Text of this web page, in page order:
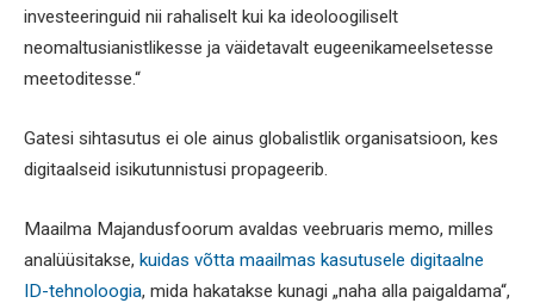
investeeringuid nii rahaliselt kui ka ideoloogiliselt
neomaltusianistlikesse ja väidetavalt eugeenikameelsetesse
meetoditesse.“
Gatesi sihtasutus ei ole ainus globalistlik organisatsioon, kes
digitaalseid isikutunnistusi propageerib.
Maailma Majandusfoorum avaldas veebruaris memo, milles
analüüsitakse, kuidas võtta maailmas kasutusele digitaalne
ID-tehnoloogia, mida hakatakse kunagi „naha alla paigaldama“,